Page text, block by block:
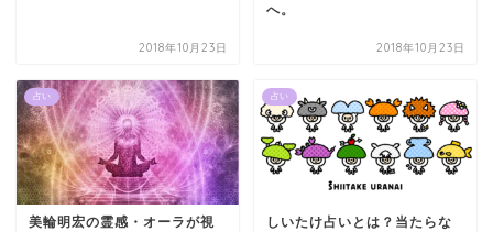
2018年10月23日
へ。
2018年10月23日
占い
美輪明宏の霊感・オーラが視
占い
しいたけ占いとは？当たらな